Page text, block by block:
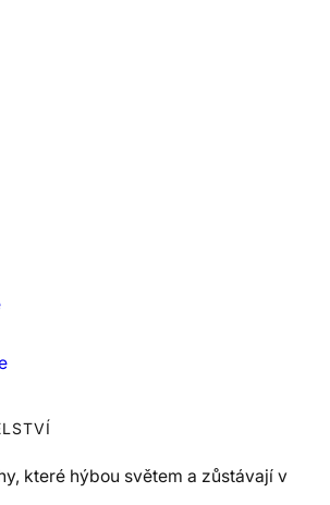
které hýbou světem a zůstávají v